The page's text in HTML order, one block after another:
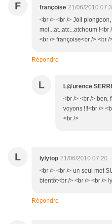
F françoise 21/06/2010
<br /> <br /> Joli
moi...at..atc...atchoum !<br
<br /> françoise<br /> <br /
Répondre
L L@urence
<br /> <br /> ben,
voyons !!!<br />
<br />
L lylytop 21/06/2010 07:20
<br /> <br /> un seul mot
bientôt<br /> <br /> <br />
Répondre